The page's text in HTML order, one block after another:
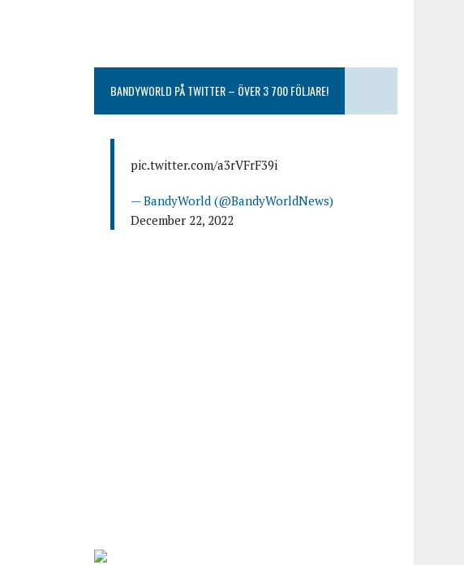
BANDYWORLD PÅ TWITTER – ÖVER 3 700 FÖLJARE!
pic.twitter.com/a3rVFrF39i
— BandyWorld (@BandyWorldNews)
December 22, 2022